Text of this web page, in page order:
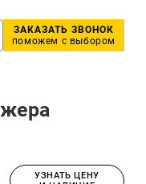
ЗАКАЗАТЬ ЗВОНОК
поможем с выбором
УЗНАТЬ ЦЕНУ